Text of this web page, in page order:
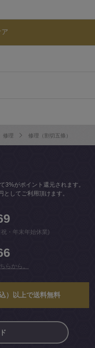
修理 修理（割切五條）
3%がポイント還元されます。
してご利用頂けます。
・年末年始休業)
らから。
）以上で送料無料